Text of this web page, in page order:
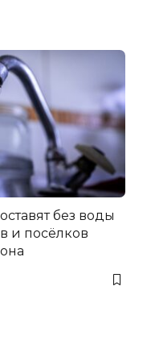
без воды
и посёлков